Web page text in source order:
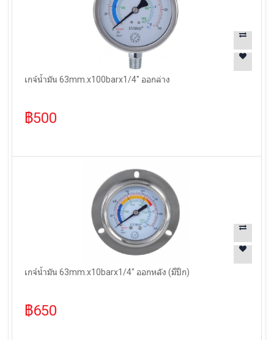
เกจ์น้ำมัน 63mm.x100barx1/4" ออกล่าง
฿500
เกจ์น้ำมัน 63mm.x10barx1/4" ออกหลัง (มีปีก)
฿650